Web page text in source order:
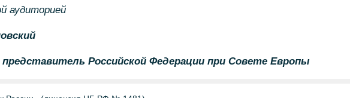
аудиторией
Российской Федерации при Совете Европы